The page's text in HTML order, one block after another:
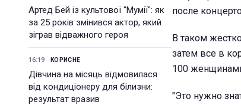
Артед Бей із культової "Мумії": як
за 25 років змінився актор, який
зіграв відважного героя
16:19 КОРИСНЕ
Дівчина на місяць відмовилася
від кондиціонеру для білизни:
результат вразив
после
В таком
затем все в
100
"Это нужно